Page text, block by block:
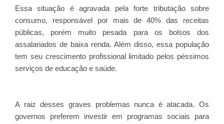
Essa situação é agravada pela forte tributação sobre
consumo, responsável por mais de 40% das receitas
públicas, porém muito pesada para os bolsos dos
assalariados de baixa renda. Além disso, essa população
tem seu crescimento profissional limitado pelos péssimos
serviços de educação e saúde.
A raiz desses graves problemas nunca é atacada. Os
governos preferem investir em programas sociais para